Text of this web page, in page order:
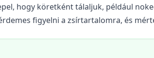
hogy köretként tálaljuk, például
figyelni a zsírtartalomra, és